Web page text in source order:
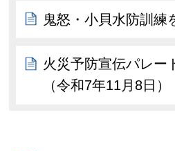
鬼怒・小貝水防訓練
火災予防宣伝パレー
（令和7年11月8日）